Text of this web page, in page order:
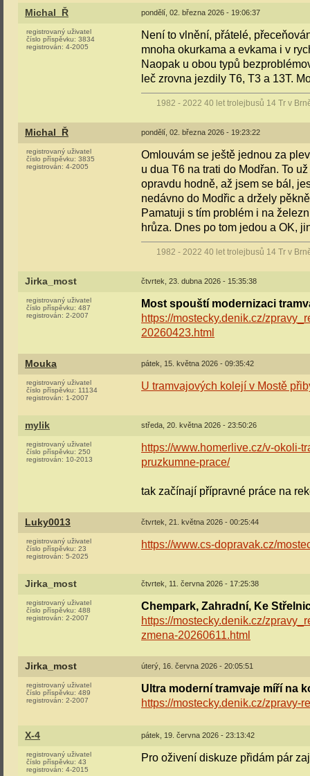
Michal_Ř pondělí, 02. března 2026 - 19:06:37
registrovaný uživatel
číslo příspěvku: 3834
registrován: 4-2005
Není to vlnění, přátelé,
mnoha okurkama a evkama i v
Naopak u obou typů
leč zrovna jezdily T6, T3 a 13T.
1982 - 2022 40 let trolejbusů 14 Tr v
Michal_Ř pondělí, 02. března 2026 - 19:23:22
registrovaný uživatel
číslo příspěvku: 3835
registrován: 4-2005
Omlouvám se ještě jednou za
u dua T6 na trati do Modřan. To
opravdu hodně, až jsem se bál,
nedávno do Modřic a držely
Pamatuji s tím problém i na
hrůza. Dnes po tom jedou a OK,
1982 - 2022 40 let trolejbusů 14 Tr v
Jirka_most čtvrtek, 23. dubna 2026 - 15:35:38
registrovaný uživatel
číslo příspěvku: 487
registrován: 2-2007
Most spouští modernizaci
https://mostecky.denik.cz/
20260423.html
Mouka pátek, 15. května 2026 - 09:35:42
registrovaný uživatel
číslo příspěvku: 11134
registrován: 1-2007
U tramvajových kolejí v Mostě
mylik středa, 20. května 2026 - 23:50:26
registrovaný uživatel
číslo příspěvku: 250
registrován: 10-2013
https://www.homerlive.cz/v-okoli-
pruzkumne-prace/
tak začínají přípravné práce na
Luky0013 čtvrtek, 21. května 2026 - 00:25:44
registrovaný uživatel
číslo příspěvku: 23
registrován: 5-2025
https://www.cs-dopravak.cz/
Jirka_most čtvrtek, 11. června 2026 - 17:25:38
registrovaný uživatel
číslo příspěvku: 488
registrován: 2-2007
Chempark, Zahradní, Ke
https://mostecky.denik.cz/
zmena-20260611.html
Jirka_most úterý, 16. června 2026 - 20:05:51
registrovaný uživatel
číslo příspěvku: 489
registrován: 2-2007
Ultra moderní tramvaje míří na
https://mostecky.denik.cz/zpravy-
X-4 pátek, 19. června 2026 - 23:13:42
registrovaný uživatel
číslo příspěvku: 43
registrován: 4-2015
Pro oživení diskuze přidám pár